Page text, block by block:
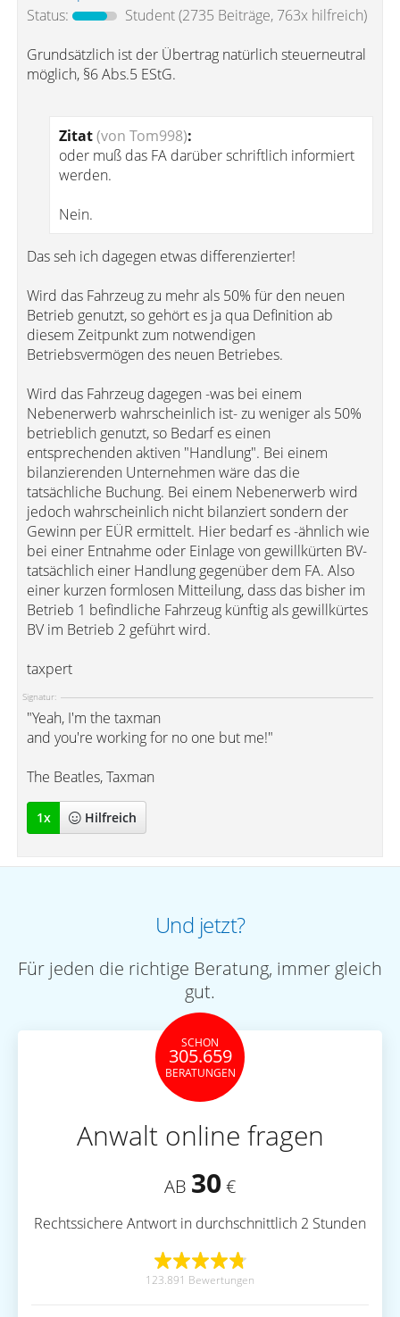
Status:
Student(2735 Beiträge, 763x hilfreich)
Grundsätzlich ist der Übertrag natürlich steuerneutral
möglich, §6 Abs.5 EStG.
Zitat(von Tom998):
oder muß das FA darüber schriftlich informiert
werden.
Nein.
Das seh ich dagegen etwas differenzierter!
Wird das Fahrzeug zu mehr als 50% für den neuen
Betrieb genutzt, so gehört es ja qua Definition ab
diesem Zeitpunkt zum notwendigen
Betriebsvermögen des neuen Betriebes.
Wird das Fahrzeug dagegen -was bei einem
Nebenerwerb wahrscheinlich ist- zu weniger als 50%
betrieblich genutzt, so Bedarf es einen
entsprechenden aktiven "Handlung". Bei einem
bilanzierenden Unternehmen wäre das die
tatsächliche Buchung. Bei einem Nebenerwerb wird
jedoch wahrscheinlich nicht bilanziert sondern der
Gewinn per EÜR ermittelt. Hier bedarf es -ähnlich wie
bei einer Entnahme oder Einlage von gewillkürten BV-
tatsächlich einer Handlung gegenüber dem FA. Also
einer kurzen formlosen Mitteilung, dass das bisher im
Betrieb 1 befindliche Fahrzeug künftig als gewillkürtes
BV im Betrieb 2 geführt wird.
taxpert
Signatur:
"Yeah, I'm the taxman
and you're working for no one but me!"
The Beatles, Taxman
1x Hilfreich
Und jetzt?
Für jeden die richtige Beratung, immer gleich
gut.
SCHON
305.659
BERATUNGEN
Anwalt online fragen
AB 30 €
Rechtssichere Antwort in durchschnittlich 2 Stunden
123.891 Bewertungen